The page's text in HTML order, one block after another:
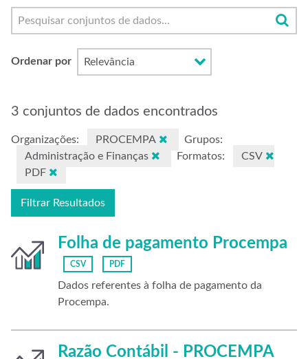
Ordenar por
3 conjuntos de dados encontrados
Organizações: PROCEMPA
Grupos:
Administração e Finanças
Formatos:
CSV
PDF
Filtrar Resultados
Folha de pagamento Procempa
CSV PDF
Dados referentes à folha de pagamento da
Procempa.
Razão Contábil - PROCEMPA